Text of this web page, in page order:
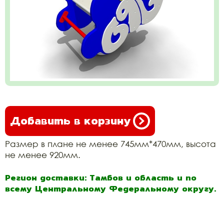
Добавить в корзину
Размер в плане не менее 745мм*470мм, высота
не менее 920мм.
Регион доставки: Тамбов и область и по
всему Центральному Федеральному округу.